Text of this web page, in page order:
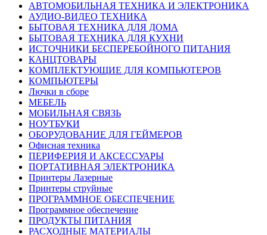
АВТОМОБИЛЬНАЯ ТЕХНИКА И ЭЛЕКТРОНИКА
АУДИО-ВИДЕО ТЕХНИКА
БЫТОВАЯ ТЕХНИКА ДЛЯ ДОМА
БЫТОВАЯ ТЕХНИКА ДЛЯ КУХНИ
ИСТОЧНИКИ БЕСПЕРЕБОЙНОГО ПИТАНИЯ
КАНЦТОВАРЫ
КОМПЛЕКТУЮЩИЕ ДЛЯ КОМПЬЮТЕРОВ
КОМПЬЮТЕРЫ
Лючки в сборе
МЕБЕЛЬ
МОБИЛЬНАЯ СВЯЗЬ
НОУТБУКИ
ОБОРУДОВАНИЕ ДЛЯ ГЕЙМЕРОВ
Офисная техника
ПЕРИФЕРИЯ И АКСЕССУАРЫ
ПОРТАТИВНАЯ ЭЛЕКТРОНИКА
Принтеры Лазерные
Принтеры струйные
ПРОГРАММНОЕ ОБЕСПЕЧЕНИЕ
Программное обеспечение
ПРОДУКТЫ ПИТАНИЯ
РАСХОДНЫЕ МАТЕРИАЛЫ